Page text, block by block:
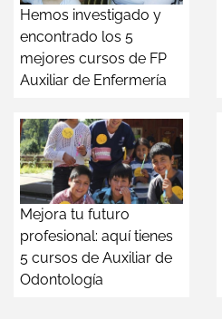
Hemos investigado y
encontrado los 5
mejores cursos de FP
Auxiliar de Enfermería
Mejora tu futuro
profesional: aquí tienes
5 cursos de Auxiliar de
Odontología